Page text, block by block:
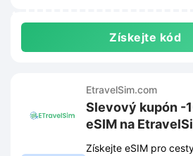
Získejte kód
EtravelSim.com
Slevový kupón -
eSIM na
Získejte eSIM pro